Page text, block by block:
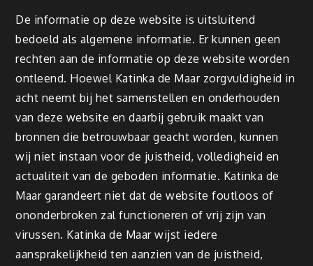
De informatie op deze website is uitsluitend
bedoeld als algemene informatie. Er kunnen geen
rechten aan de informatie op deze website worden
ontleend. Hoewel Katinka de Maar zorgvuldigheid in
acht neemt bij het samenstellen en onderhouden
van deze website en daarbij gebruik maakt van
bronnen die betrouwbaar geacht worden, kunnen
wij niet instaan voor de juistheid, volledigheid en
actualiteit van de geboden informatie. Katinka de
Maar garandeert niet dat de website foutloos of
ononderbroken zal functioneren of vrij zijn van
virussen. Katinka de Maar wijst iedere
aansprakelijkheid ten aanzien van de juistheid,